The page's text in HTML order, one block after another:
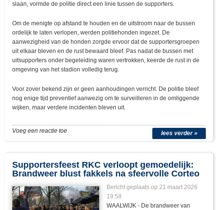
slaan, vormde de politie direct een linie tussen de supporters.
Om de menigte op afstand te houden en de uitstroom naar de bussen
ordelijk te laten verlopen, werden politiehonden ingezet. De
aanwezigheid van de honden zorgde ervoor dat de supportersgroepen
uit elkaar bleven en de rust bewaard bleef. Pas nadat de bussen met
uitsupporters onder begeleiding waren vertrokken, keerde de rust in de
omgeving van het stadion volledig terug.
Voor zover bekend zijn er geen aanhoudingen verricht. De politie bleef
nog enige tijd preventief aanwezig om te surveilleren in de omliggende
wijken, maar verdere incidenten bleven uit.
lees verder »
Voeg een reactie toe
Supportersfeest RKC verloopt gemoedelijk:
Brandweer blust fakkels na sfeervolle Corteo
Bericht geplaats op 21 maart 2026
19:58
WAALWIJK - De brandweer van